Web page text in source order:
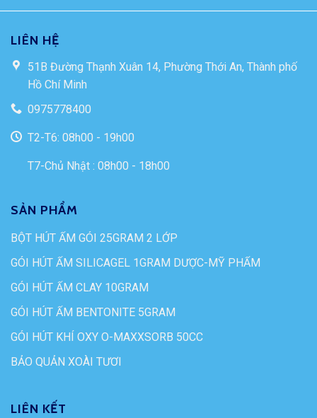
LIÊN HỆ
51B Đường Thạnh Xuân 14, Phường Thới An, Thành phố
Hồ Chí Minh
0975778400
T2-T6: 08h00 - 19h00
T7-Chủ Nhật : 08h00 - 18h00
SẢN PHẨM
BỘT HÚT ẨM GÓI 25GRAM 2 LỚP
GÓI HÚT ẨM SILICAGEL 1GRAM DƯỢC-MỸ PHẨM
GÓI HÚT ẨM CLAY 10GRAM
GÓI HÚT ẨM BENTONITE 5GRAM
GÓI HÚT KHÍ OXY O-MAXXSORB 50CC
BẢO QUẢN XOÀI TƯƠI
LIÊN KẾT